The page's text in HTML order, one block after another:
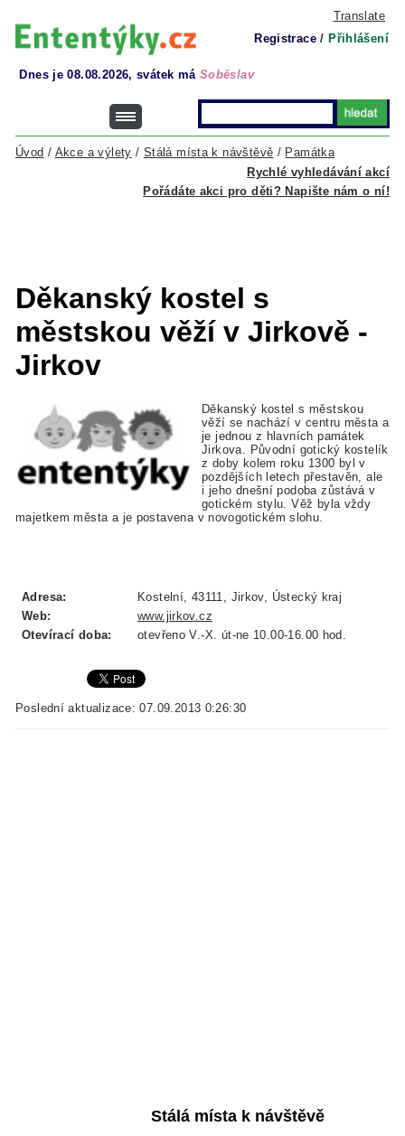
Translate
Registrace / Přihlášení
Dnes je 08.08.2026, svátek má Soběslav
Rychlé vyhledávání akcí
Úvod / Akce a výlety / Stálá místa k návštěvě / Památka
Pořádáte akci pro děti? Napište nám o ní!
Děkanský kostel s
městskou věží v Jirkově -
Jirkov
Děkanský kostel s městskou
věží se nachází v centru města a
je jednou z hlavních památek
Jirkova. Původní gotický kostelík
z doby kolem roku 1300 byl v
pozdějších letech přestavěn, ale
i jeho dnešní podoba zůstává v
gotickém stylu. Věž byla vždy
majetkem města a je postavena v novogotickém slohu.
Adresa:
Kostelní, 43111, Jirkov, Ústecký kraj
Web:
www.jirkov.cz
Otevírací doba:
otevřeno V.-X. út-ne 10.00-16.00 hod.
Poslední aktualizace: 07.09.2013 0:26:30
Stálá místa k návštěvě